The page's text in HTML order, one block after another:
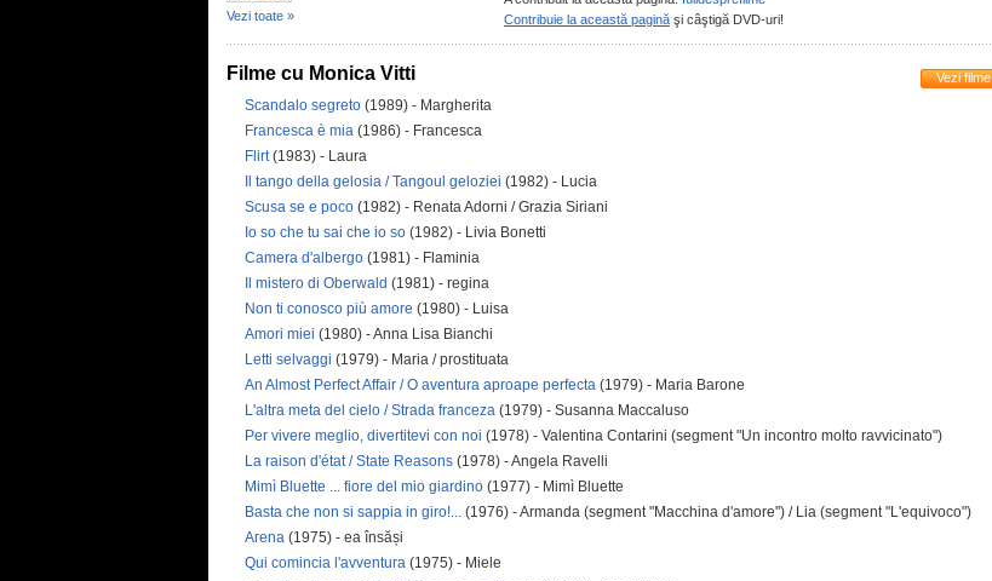
Vezi toate »
Contribuie la această pagină şi câştigă DVD-uri!
Filme cu Monica Vitti Vezi filme
Scandalo segreto (1989) - Margherita
Francesca è mia (1986) - Francesca
Flirt(1983) - Laura
Il tango della gelosia / Tangoul geloziei (1982) - Lucia
Scusa se e poco (1982) - Renata Adorni / Grazia Siriani
Io so che tu sai che io so (1982) - Livia Bonetti
Camera d'albergo (1981) - Flaminia
Il mistero di Oberwald (1981) - regina
Non ti conosco più amore (1980) - Luisa
Amori miei (1980) - Anna Lisa Bianchi
Letti selvaggi (1979) - Maria / prostituata
An Almost Perfect Affair / O aventura aproape perfecta (1979) - Maria Barone
L'altra meta del cielo / Strada franceza (1979) - Susanna Maccaluso
Per vivere meglio, divertitevi con noi (1978) - Valentina Contarini (segment "Un incontro molto ravvicinato")
La raison d'état / State Reasons (1978) - Angela Ravelli
Mimì Bluette ... fiore del mio giardino (1977) - Mimì Bluette
Basta che non si sappia in giro!... (1976) - Armanda (segment "Macchina d'amore") / Lia (segment "L'equivoco")
Arena (1975) - ea însăși
Qui comincia l'avventura (1975) - Miele